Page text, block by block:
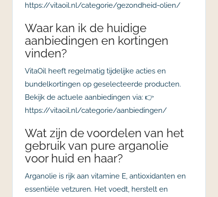
https://vitaoil.nl/categorie/gezondheid-olien/
Waar kan ik de huidige
aanbiedingen en kortingen
vinden?
VitaOil heeft regelmatig tijdelijke acties en
bundelkortingen op geselecteerde producten.
Bekijk de actuele aanbiedingen via: 👉
https://vitaoil.nl/categorie/aanbiedingen/
Wat zijn de voordelen van het
gebruik van pure arganolie
voor huid en haar?
Arganolie is rijk aan vitamine E, antioxidanten en
essentiële vetzuren. Het voedt, herstelt en